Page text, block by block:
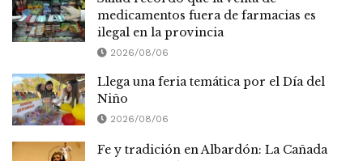
medicamentos fuera de farmacias es
ilegal en la provincia
2026/08/06
Llega una feria temática por el Día del
Niño
2026/08/06
Fe y tradición en Albardón: La Cañada